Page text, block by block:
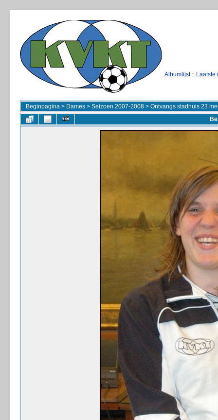
Albumlijst:: Laatste
Beginpagina > Dames > Seizoen 2007-2008 > Ontvangs stadhuis 23